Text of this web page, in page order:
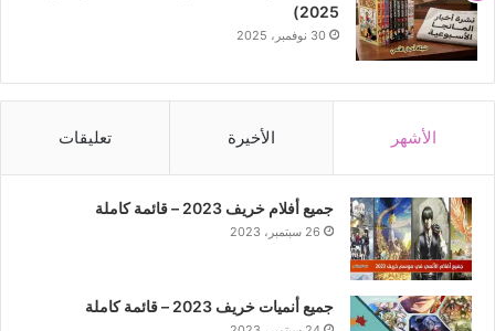
2025)
30 نوفمبر، 2025
الأشهر الأخيرة تعليقات
جميع أفلام خريف 2023 – قائمة كاملة
26 سبتمبر، 2023
جميع أنميات خريف 2023 – قائمة كاملة